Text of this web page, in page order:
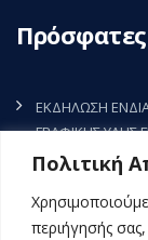
Πολιτική
περιήγησής
ΕΚΔΗΛΩΣΗ
ΓΡΑΦΙΚΗΣ ΥΛΗΣ
7 Αυγούστου,
ΕΚΔΗΛΩΣΗ
ΣΤΡΟΦΩΝ